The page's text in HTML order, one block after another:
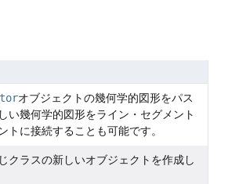
オブジェクトの幾何学的図形をパス
い幾何学的図形をライン・セグメント
トに接続することも可能です。
クラスの新しいオブジェクトを作成し